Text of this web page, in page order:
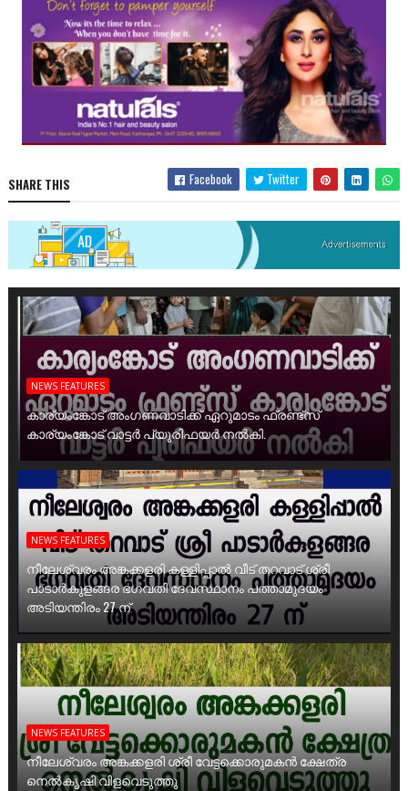
SHARE THIS Facebook Twitter
NEWS FEATURES
കാര്യംങ്കോട് അംഗണവാടിക്ക് ഏറുമാടം ഫ്രണ്ട്സ്
കാര്യംങ്കോട് വാട്ടർ പ്യൂരിഫയർ നൽകി.
NEWS FEATURES
നീലേശ്വരം അങ്കക്കളരി കള്ളിപ്പാൽ വീട് തറവാട് ശ്രീ
പാടാർകുളങ്ങര ഭഗവതി ദേവസ്ഥാനം പത്താമുദയം
അടിയന്തിരം 27 ന്
NEWS FEATURES
നീലേശ്വരം അങ്കക്കളരി ശ്രീ വേട്ടക്കൊരുമകൻ ക്ഷേത്ര
നെൽകൃഷി വിളവെടുത്തു